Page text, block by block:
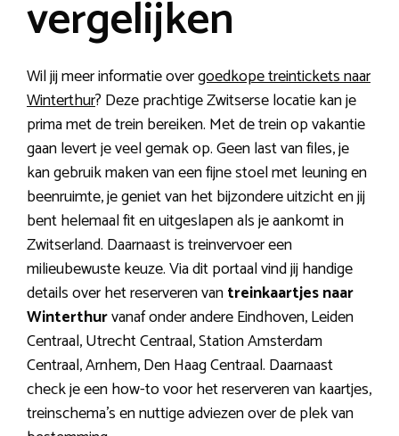
vergelijken
Wil jij meer informatie overgoedkope treintickets naar
Winterthur? Deze prachtige Zwitserse locatie kan je
prima met de trein bereiken. Met de trein op vakantie
gaan levert je veel gemak op. Geen last van files, je
kan gebruik maken van een fijne stoel met leuning en
beenruimte, je geniet van het bijzondere uitzicht en jij
bent helemaal fit en uitgeslapen als je aankomt in
Zwitserland. Daarnaast is treinvervoer een
milieubewuste keuze. Via dit portaal vind jij handige
details over het reserveren vantreinkaartjes naar
Winterthurvanaf onder andere Eindhoven, Leiden
Centraal, Utrecht Centraal, Station Amsterdam
Centraal, Arnhem, Den Haag Centraal. Daarnaast
check je een how-to voor het reserveren van kaartjes,
treinschema’s en nuttige adviezen over de plek van